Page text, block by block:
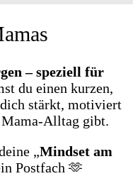
– speziell für
du einen kurzen,
stärkt, motiviert
gibt.
„Mindset am
Postfach 🫶